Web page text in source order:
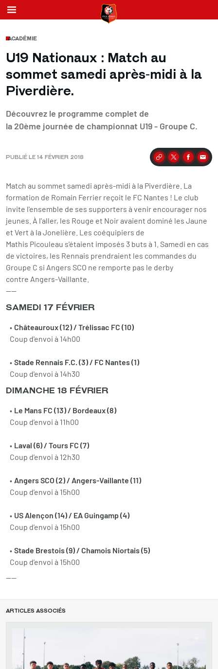
ACADÉMIE
U19 Nationaux : Match au
sommet samedi après-midi à la
Piverdière.
Découvrez le programme complet de
la 20ème journée de championnat U19 - Groupe C.
PUBLIÉ LE 14 FÉVRIER 2018 Partager
Match au sommet samedi après-midi à la Piverdière. La
formation de Romain Ferrier reçoit le FC Nantes ! Le club
invite l'ensemble de ses supporters à venir encourager nos
jeunes. À l'aller, les Rouge et Noir avaient dominé les Jaune
et Vert à la Jonelière. Les coéquipiers de
Mathis Picouleau s'étaient imposés 3 buts à 1. Samedi en cas
de victoires, les Rennais prendraient les commandes du
Groupe C si Angers SCO ne remporte pas le derby
contre Angers-Vaillante.
----
SAMEDI 17 FÉVRIER
Châteauroux (12) / Trélissac FC (10)
Coup d'envoi à 14h00
Stade Rennais F.C. (3) / FC Nantes (1)
Coup d'envoi à 14h30
DIMANCHE 18 FÉVRIER
Le Mans FC (13) / Bordeaux (8)
Coup d'envoi à 11h00
Laval (6) / Tours FC (7)
Coup d'envoi à 12h30
Angers SCO (2) / Angers-Vaillante (11)
Coup d'envoi à 15h00
US Alençon (14) / EA Guingamp (4)
Coup d'envoi à 15h00
Stade Brestois (9) / Chamois Niortais (5)
Coup d'envoi à 15h00
----
ARTICLES ASSOCIÉS